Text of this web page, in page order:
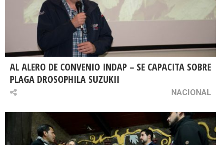
AL ALERO DE CONVENIO INDAP – SE CAPACITA SOBRE
PLAGA DROSOPHILA SUZUKII
NACIONAL